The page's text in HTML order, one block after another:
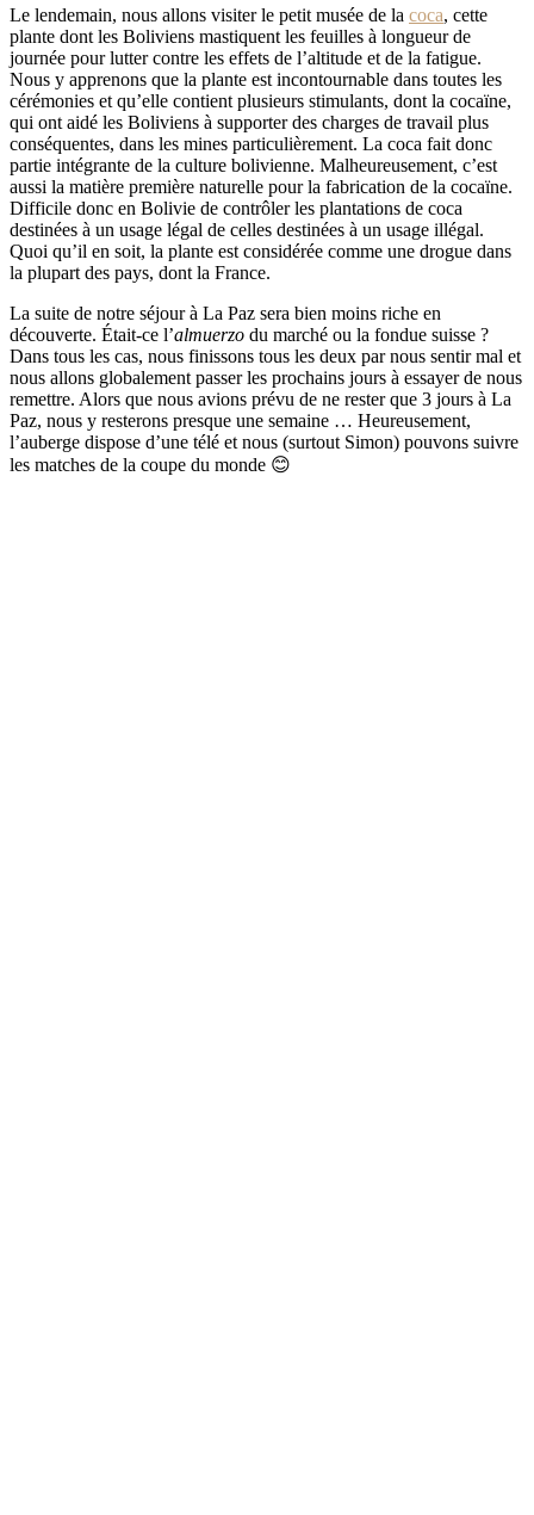
Le lendemain, nous allons visiter le petit musée de la coca, cette
plante dont les Boliviens mastiquent les feuilles à longueur de
journée pour lutter contre les effets de l’altitude et de la fatigue.
Nous y apprenons que la plante est incontournable dans toutes les
cérémonies et qu’elle contient plusieurs stimulants, dont la cocaïne,
qui ont aidé les Boliviens à supporter des charges de travail plus
conséquentes, dans les mines particulièrement. La coca fait donc
partie intégrante de la culture bolivienne. Malheureusement, c’est
aussi la matière première naturelle pour la fabrication de la cocaïne.
Difficile donc en Bolivie de contrôler les plantations de coca
destinées à un usage légal de celles destinées à un usage illégal.
Quoi qu’il en soit, la plante est considérée comme une drogue dans
la plupart des pays, dont la France.
La suite de notre séjour à La Paz sera bien moins riche en
découverte. Était-ce l’almuerzo du marché ou la fondue suisse ?
Dans tous les cas, nous finissons tous les deux par nous sentir mal et
nous allons globalement passer les prochains jours à essayer de nous
remettre. Alors que nous avions prévu de ne rester que 3 jours à La
Paz, nous y resterons presque une semaine … Heureusement,
l’auberge dispose d’une télé et nous (surtout Simon) pouvons suivre
les matches de la coupe du monde 😊